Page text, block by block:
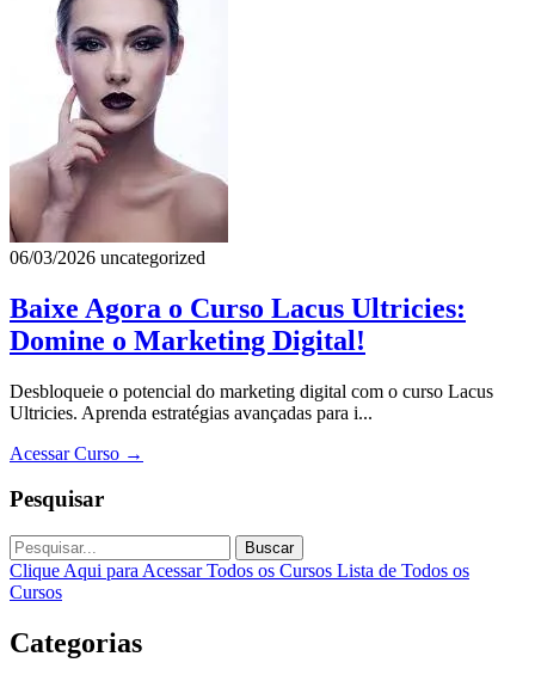
06/03/2026 uncategorized
Baixe Agora o Curso Lacus Ultricies:
Domine o Marketing Digital!
Desbloqueie o potencial do marketing digital com o curso Lacus
Ultricies. Aprenda estratégias avançadas para i...
Acessar Curso →
Pesquisar
Buscar
Clique Aqui para Acessar Todos os Cursos Lista de Todos os
Cursos
Categorias